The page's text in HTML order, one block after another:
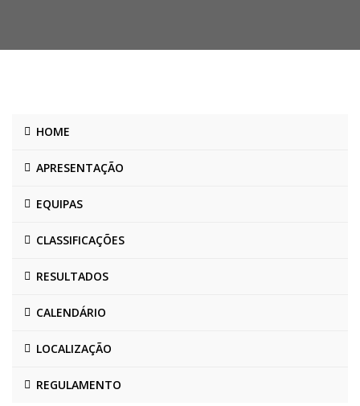
HOME
APRESENTAÇÃO
EQUIPAS
CLASSIFICAÇÕES
RESULTADOS
CALENDÁRIO
LOCALIZAÇÃO
REGULAMENTO